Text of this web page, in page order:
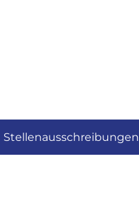
Stellenausschreibungen